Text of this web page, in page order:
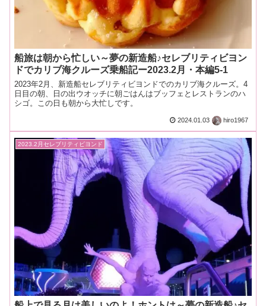
船旅は朝から忙しい～夢の新造船♪セレブリティビヨン
ドでカリブ海クルーズ乗船記ー2023.2月・本編5-1
2023年2月、新造船セレブリティビヨンドでのカリブ海クルーズ。4
日目の朝、日の出ウオッチに朝ごはんはブッフェとレストランのハ
シゴ。この日も朝から大忙しです。
2024.01.03 hiro1967
2023.2月セレブリティビヨンド